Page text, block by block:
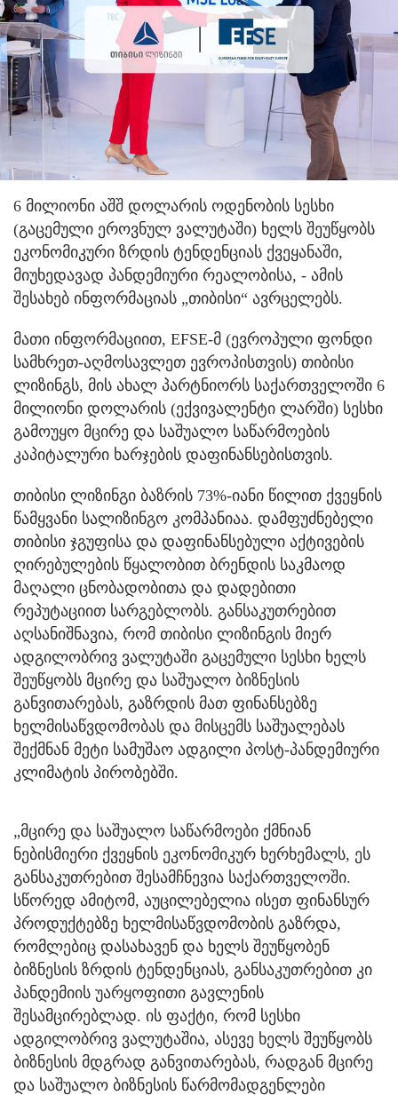
6 მილიონი აშშ დოლარის ოდენობის სესხი
(გაცემული ეროვნულ ვალუტაში) ხელს შეუწყობს
ეკონომიკური ზრდის ტენდენციას ქვეყანაში,
მიუხედავად პანდემიური რეალობისა, - ამის
შესახებ ინფორმაციას „თიბისი“ ავრცელებს.
მათი ინფორმაციით, EFSE-მ (ევროპული ფონდი
სამხრეთ-აღმოსავლეთ ევროპისთვის) თიბისი
ლიზინგს, მის ახალ პარტნიორს საქართველოში 6
მილიონი დოლარის (ექვივალენტი ლარში) სესხი
გამოუყო მცირე და საშუალო საწარმოების
კაპიტალური ხარჯების დაფინანსებისთვის.
თიბისი ლიზინგი ბაზრის 73%-იანი წილით ქვეყნის
წამყვანი სალიზინგო კომპანიაა. დამფუძნებელი
თიბისი ჯგუფისა და დაფინანსებული აქტივების
ღირებულების წყალობით ბრენდის საკმაოდ
მაღალი ცნობადობითა და დადებითი
რეპუტაციით სარგებლობს. განსაკუთრებით
აღსანიშნავია, რომ თიბისი ლიზინგის მიერ
ადგილობრივ ვალუტაში გაცემული სესხი ხელს
შეუწყობს მცირე და საშუალო ბიზნესის
განვითარებას, გაზრდის მათ ფინანსებზე
ხელმისაწვდომობას და მისცემს საშუალებას
შექმნან მეტი სამუშაო ადგილი პოსტ-პანდემიური
კლიმატის პირობებში.
„მცირე და საშუალო საწარმოები ქმნიან
ნებისმიერი ქვეყნის ეკონომიკურ ხერხემალს, ეს
განსაკუთრებით შესამჩნევია საქართველოში.
სწორედ ამიტომ, აუცილებელია ისეთ ფინანსურ
პროდუქტებზე ხელმისაწვდომობის გაზრდა,
რომლებიც დასახავენ და ხელს შეუწყობენ
ბიზნესის ზრდის ტენდენციას, განსაკუთრებით კი
პანდემიის უარყოფითი გავლენის
შესამცირებლად. ის ფაქტი, რომ სესხი
ადგილობრივ ვალუტაშია, ასევე ხელს შეუწყობს
ბიზნესის მდგრად განვითარებას, რადგან მცირე
და საშუალო ბიზნესის წარმომადგენლები